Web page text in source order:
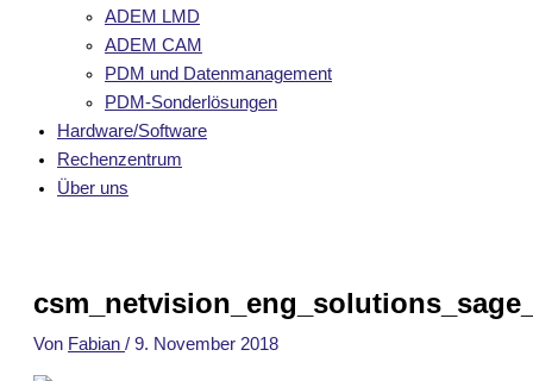
ADEM LMD
ADEM CAM
PDM und Datenmanagement
PDM-Sonderlösungen
Hardware/Software
Rechenzentrum
Über uns
Von Fabian / 9. November 2018